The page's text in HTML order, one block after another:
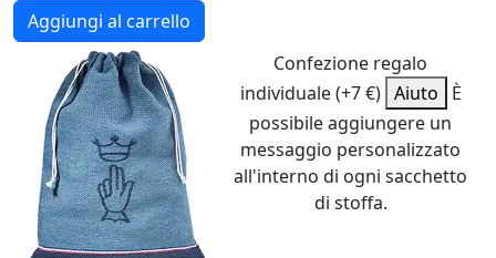
Aggiungi al carrello
Confezione regalo
individuale (+7 €) Aiuto
È
possibile aggiungere un
messaggio personalizzato
all'interno di ogni sacchetto
di stoffa.